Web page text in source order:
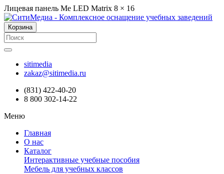
Лицевая панель Me LED Matrix 8 × 16
Корзина
sitimedia
zakaz@sitimedia.ru
(831) 422-40-20
8 800 302-14-22
Меню
Главная
О нас
Каталог
Интерактивные учебные пособия
Мебель для учебных классов